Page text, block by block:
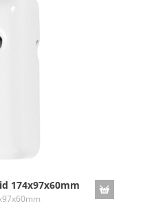
174x97x60mm